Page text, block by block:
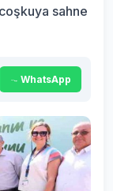
sahne
WhatsApp